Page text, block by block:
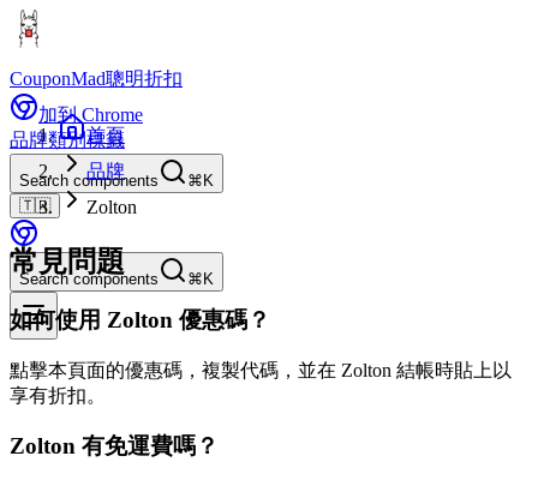
CouponMad聰明折扣
加到 Chrome
品牌類別標籤
Search components
⌘K
🇹🇼
Search components ⌘K
首頁
品牌
Zolton
常見問題
如何使用 Zolton 優惠碼？
點擊本頁面的優惠碼，複製代碼，並在 Zolton 結帳時貼上以
享有折扣。
Zolton 有免運費嗎？